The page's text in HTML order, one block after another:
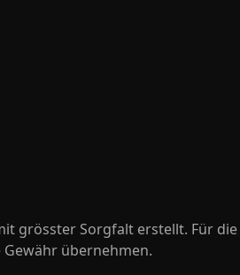
grösster Sorgfalt erstellt. Für
übernehmen.